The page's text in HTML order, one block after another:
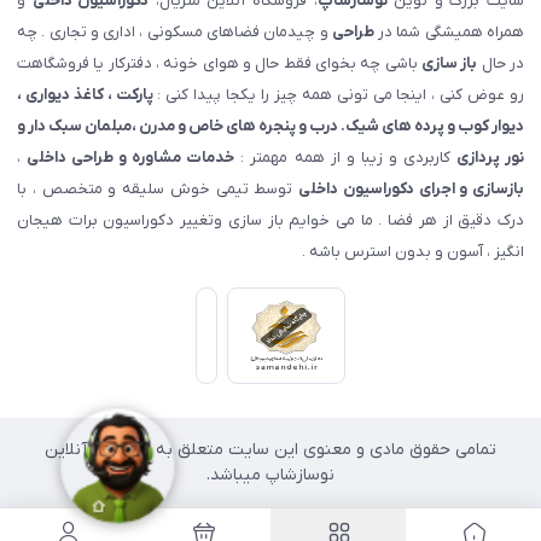
همراه همیشگی شما درطراحی و چیدمان فضاهای مسکونی ، اداری و تجاری . چه
در حال باز سازی باشی چه بخوای فقط حال و هوای خونه ، دفترکار یا فروشگاهت
رو عوض کنی ، اینجا می تونی همه چیز را یکجا پیدا کنی :پارکت ، کاغذ دیواری ،
دیوار کوب و پرده های شیک. درب و پنجره های خاص و مدرن ،مبلمان سبک دار و
نور پردازی کاربردی و زیبا و از همه مهمتر : خدمات مشاوره و طراحی داخلی ،
بازسازی و اجرای دکوراسیون داخلی توسط تیمی خوش سلیقه و متخصص ، با
درک دقیق از هر فضا . ما می خوایم باز سازی وتغییر دکوراسیون برات هیجان
انگیز ، آسون و بدون استرس باشه .
تمامی حقوق مادی و معنوی این سایت متعلق به فروشگاه آنلاین
نوسازشاپ میباشد.